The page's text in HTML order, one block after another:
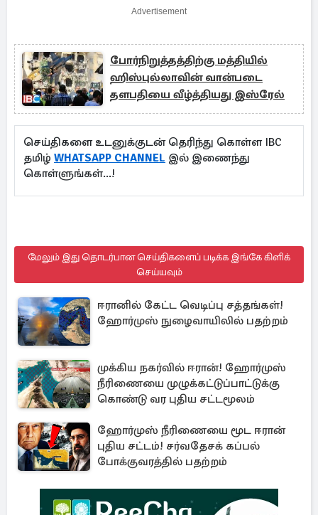
Advertisement
போர்நிறுத்தத்திற்கு மத்தியில்
ஹிஸ்புல்லாவின் வான்படை
தளபதியை வீழ்த்தியது இஸ்ரேல்
செய்திகளை உடனுக்குடன் தெரிந்து கொள்ள IBC
தமிழ் WHATSAPP CHANNEL இல் இணைந்து
கொள்ளுங்கள்...!
மேலும் இது தொடர்பான செய்திகளைப் படிக்க இங்கே கிளிக்
செய்யவும்
ஈரானில் கேட்ட வெடிப்பு சத்தங்கள்!
ஹோர்முஸ் நுழைவாயிலில் பதற்றம்
முக்கிய நகர்வில் ஈரான்! ஹோர்முஸ்
நீரிணையை முழுக்கட்டுப்பாட்டுக்கு
கொண்டு வர புதிய சட்டமூலம்
ஹோர்முஸ் நீரிணையை மூட ஈரான்
புதிய சட்டம்! சர்வதேசக் கப்பல்
போக்குவரத்தில் பதற்றம்